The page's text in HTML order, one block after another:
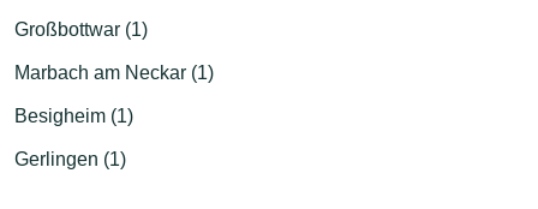
Großbottwar (1)
Marbach am Neckar (1)
Besigheim (1)
Gerlingen (1)